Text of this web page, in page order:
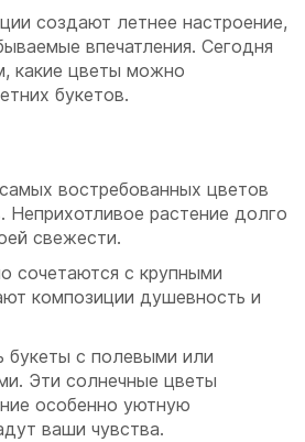
создают летнее настроение,
впечатления. Сегодня
какие цветы можно
букетов.
востребованных цветов
Неприхотливое растение долго
свежести.
сочетаются с крупными
композиции душевность и
букеты с полевыми или
Эти солнечные цветы
особенно уютную
ваши чувства.